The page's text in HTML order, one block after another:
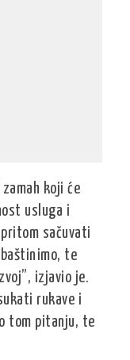
koji će
usluga i
sačuvati
te
izjavio je.
rukave i
tom pitanju, te